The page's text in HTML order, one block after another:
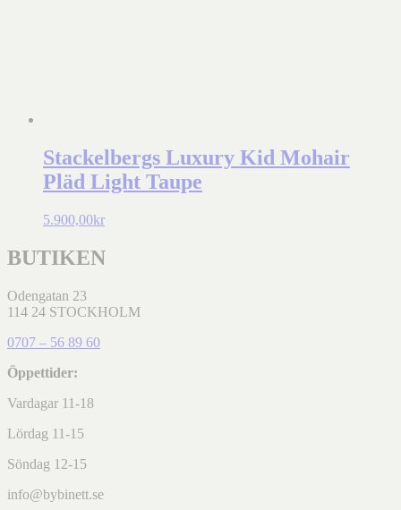
Stackelbergs Luxury Kid Mohair
Pläd Light Taupe
5.900,00kr
BUTIKEN
Odengatan 23
114 24 STOCKHOLM
0707 – 56 89 60
Öppettider:
Vardagar 11-18
Lördag 11-15
Söndag 12-15
info@bybinett.se